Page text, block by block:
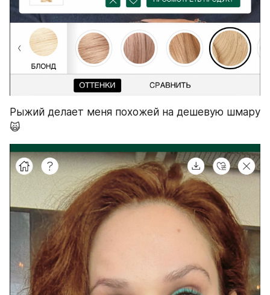
Рыжий делает меня похожей на дешевую шмару
🙀